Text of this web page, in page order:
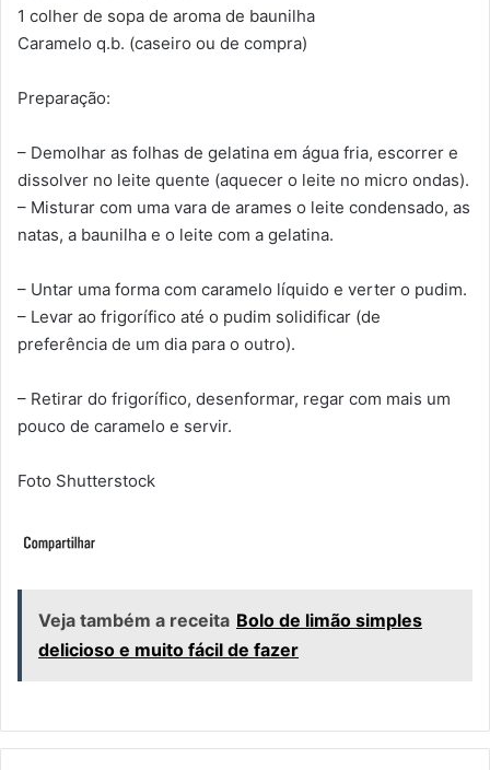
1 colher de sopa de aroma de baunilha
Caramelo q.b. (caseiro ou de compra)
Preparação:
– Demolhar as folhas de gelatina em água fria, escorrer e
dissolver no leite quente (aquecer o leite no micro ondas).
– Misturar com uma vara de arames o leite condensado, as
natas, a baunilha e o leite com a gelatina.
– Untar uma forma com caramelo líquido e verter o pudim.
– Levar ao frigorífico até o pudim solidificar (de
preferência de um dia para o outro).
– Retirar do frigorífico, desenformar, regar com mais um
pouco de caramelo e servir.
Foto Shutterstock
Veja também a receita Bolo de limão simples
delicioso e muito fácil de fazer